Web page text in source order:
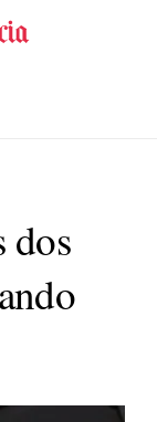
dos